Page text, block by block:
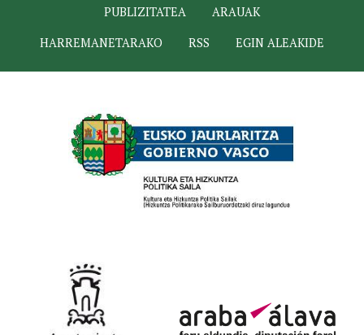
PUBLIZITATEA
ARAUAK
HARREMANETARAKO
RSS EGIN ALEAKIDE